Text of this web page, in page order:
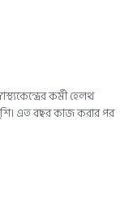
কর্মী হেলথ
এত বছর কাজ করার পর